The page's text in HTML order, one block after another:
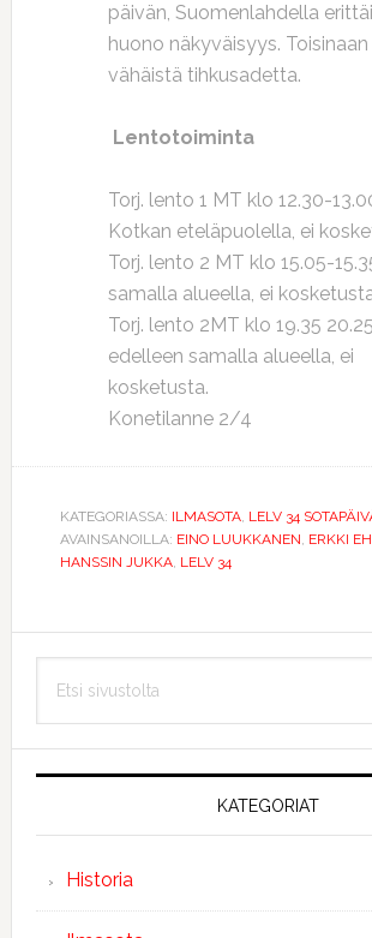
päivän, Suomenlahdella
huono näkyväisyys. Toisinaan
vähäistä tihkusadetta.
Lentotoiminta
Torj. lento 1 MT klo 12.30-
Kotkan eteläpuolella, ei
Torj. lento 2 MT klo 15.05-
samalla alueella, ei
Torj. lento 2MT klo 19.35 20.25
edelleen samalla alueella, ei
kosketusta.
Konetilanne 2/4
KATEGORIASSA: ILMASOTA, LELV 34
AVAINSANOILLA: EINO LUUKKANEN, ERKKI
HANSSIN JUKKA, LELV 34
Ensisijainen
sivupalkki
sivustolta
KATEGORIAT
Historia